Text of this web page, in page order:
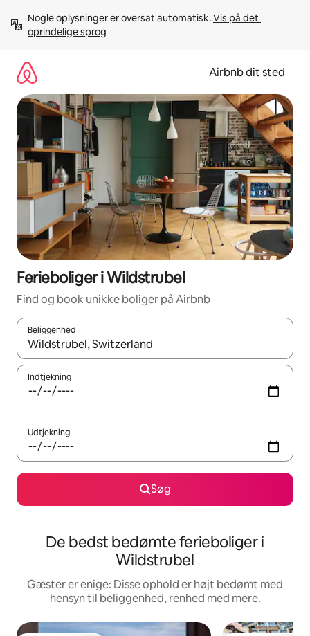
videre
Nogle oplysninger er oversat automatisk. Vis på det
oprindelige sprog
Airbnb dit sted
Ferieboliger i Wildstrubel
Find og book unikke boliger på Airbnb
Beliggenhed
Når resultaterne er tilgængelige, skal du navigere med
Indtjekning
Udtjekning
Søg
De bedst bedømte ferieboliger i
Wildstrubel
Gæster er enige: Disse ophold er højt bedømt med
hensyn til beliggenhed, renhed med mere.